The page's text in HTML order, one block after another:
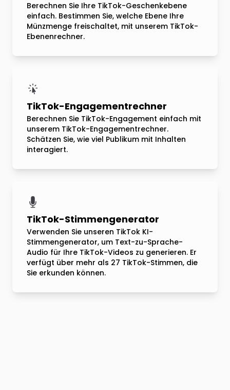
Berechnen Sie Ihre TikTok-Geschenkebene
einfach. Bestimmen Sie, welche Ebene Ihre
Münzmenge freischaltet, mit unserem TikTok-
Ebenenrechner.
TikTok-Engagementrechner
Berechnen Sie TikTok-Engagement einfach mit
unserem TikTok-Engagementrechner.
Schätzen Sie, wie viel Publikum mit Inhalten
interagiert.
TikTok-Stimmengenerator
Verwenden Sie unseren TikTok KI-
Stimmengenerator, um Text-zu-Sprache-
Audio für Ihre TikTok-Videos zu generieren. Er
verfügt über mehr als 27 TikTok-Stimmen, die
Sie erkunden können.